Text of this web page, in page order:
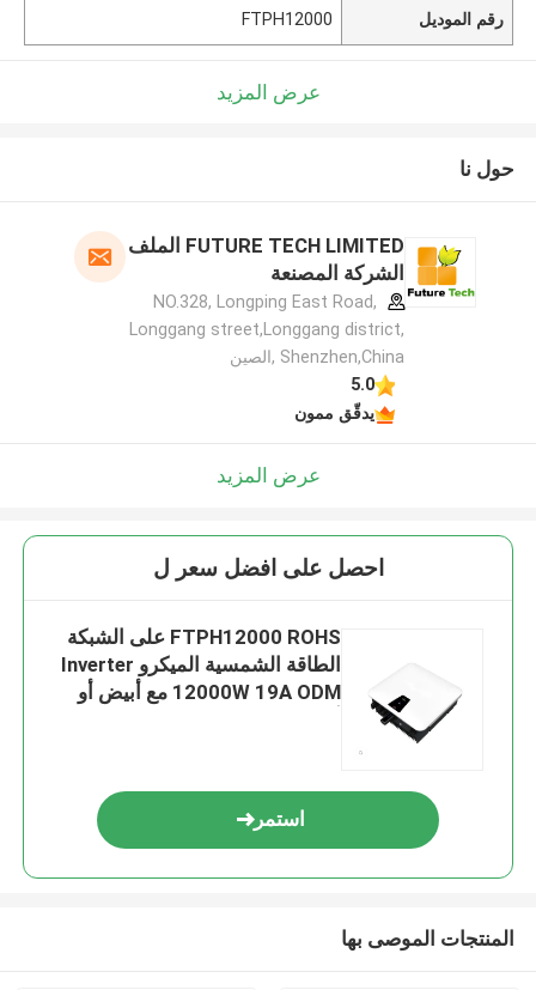
رقم الموديل FTPH12000
عرض المزيد
حول نا
FUTURE TECH LIMITED الملف
الشركة المصنعة
NO.328, Longping East Road,
Longgang street,Longgang district,
Shenzhen,China ,الصين
5.0
يدقّق ممون
عرض المزيد
احصل على افضل سعر ل
FTPH12000 ROHS على الشبكة
الطاقة الشمسية الميكرو Inverter
12000W 19A ODM مع أبيض أو
استمر
المنتجات الموصى بها